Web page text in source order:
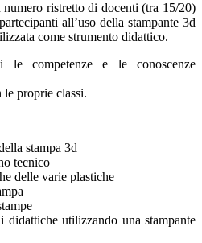
ristretto di docenti (tra 15/20)
all’uso della stampante 3d
come strumento didattico.
le competenze e le conoscenze
le proprie classi.
stampa 3d
tecnico
delle varie plastiche
didattiche utilizzando una stampante